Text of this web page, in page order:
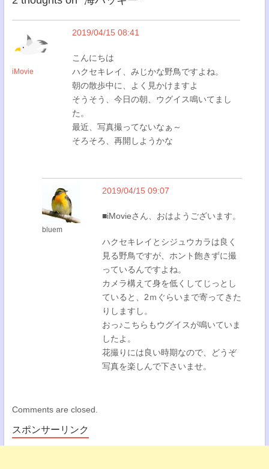
iMovie
2019/04/15 08:41
こんにちは
ハクセキレイ、みじかな野鳥ですよね。
朝の散歩中に、よく見かけますよ
そうそう、今日の朝、ウグイス鳴いてまし
た。
最近、写真撮ってないなぁ～
そろそろ、再開しようかな
bluem
2019/04/15 09:07
■iMovieさん、おはようございます。
ハクセキレイとシジュウカラは良く
見る野鳥ですが、ホント飽きずに撮
っているんですよね。
カメラ構えて身を低くしてじっとし
ていると、2ｍぐらいまで寄ってきた
りしますし。
おっ♪こちらもウグイスが鳴いていま
したよ。
花撮りには良い時期なので、どうぞ
写真を楽しんで下さいませ。
Comments are closed.
スポンサーリンク